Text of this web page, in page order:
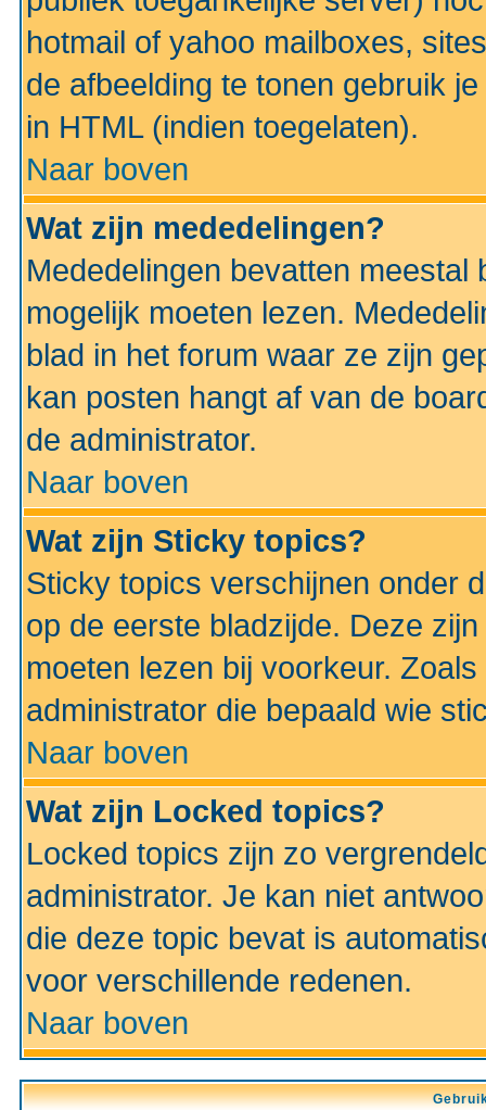
hotmail of yahoo mailboxes,
de afbeelding te tonen gebruik
in HTML (indien toegelaten).
Naar boven
Wat zijn mededelingen?
Mededelingen bevatten
mogelijk moeten lezen.
blad in het forum waar ze zijn
kan posten hangt af van de
de administrator.
Naar boven
Wat zijn Sticky topics?
Sticky topics verschijnen onder
op de eerste bladzijde. Deze
moeten lezen bij voorkeur.
administrator die bepaald wie
Naar boven
Wat zijn Locked topics?
Locked topics zijn zo
administrator. Je kan niet
die deze topic bevat is
voor verschillende redenen.
Naar boven